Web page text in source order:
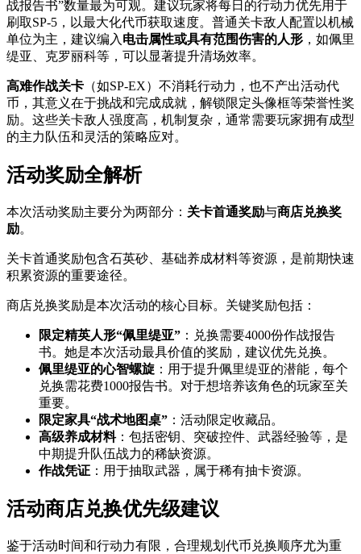
战报告书”数量最为可观。建议玩家将每日的行动力优先用于
刷取SP-5，以最大化代币获取速度。普通关卡敌人配置以机械
单位为主，建议编入电击属性或具有范围伤害的人形 ，如佩里
缇亚、克罗丽科等，可以显著提升清场效率。
高难作战关卡 （如SP-EX）不消耗行动力，也不产出活动代
币，其意义在于挑战和完成成就，解锁限定头像框等荣誉性奖
励。这些关卡敌人强度高，机制复杂，通常需要玩家拥有成型
的主力队伍和灵活的策略应对。
活动奖励全解析
本次活动奖励主要分为两部分： 关卡首通奖励与商店兑换奖
励。
关卡首通奖励包含石英砂、基础养成材料等资源，是前期快速
积累资源的重要途径。
商店兑换奖励是本次活动的核心目标。关键奖励包括：
限定精英人形“佩里缇亚” ：兑换需要4000份作战报告
书。她是本次活动最具价值的奖励，建议优先兑换。
佩里缇亚的心智螺旋 ：用于提升佩里缇亚的潜能，每个
兑换需花费1000报告书。对于想培养该角色的玩家至关
重要。
限定家具“战术地图桌” ：活动限定收藏品。
高级养成材料：包括密钥、突破控件、武器经验等，是
中期提升队伍战力的稀缺资源。
作战凭证 ：用于抽取武器，属于稀有抽卡资源。
活动商店兑换优先级建议
鉴于活动时间和行动力有限，合理规划代币兑换顺序尤为重